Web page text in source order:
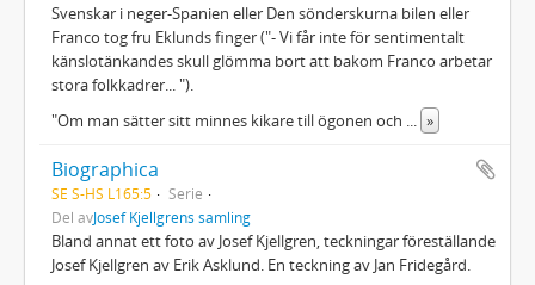
Svenskar i neger-Spanien eller Den sönderskurna bilen eller
Franco tog fru Eklunds finger ("- Vi får inte för sentimentalt
känslotänkandes skull glömma bort att bakom Franco arbetar
stora folkkadrer... ").
"Om man sätter sitt minnes kikare till ögonen och
»
Biographica
SE S-HS L165:5
Serie
Del avJosef Kjellgrens samling
Bland annat ett foto av Josef Kjellgren, teckningar föreställande
Josef Kjellgren av Erik Asklund. En teckning av Jan Fridegård.